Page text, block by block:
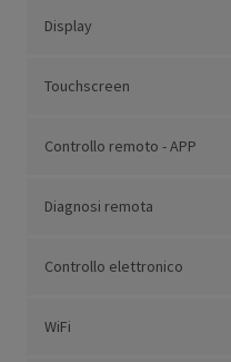
Display
Touchscreen
Controllo remoto - APP
Diagnosi remota
Controllo elettronico
WiFi